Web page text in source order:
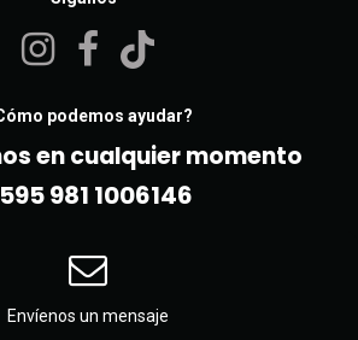
podemos ayudar?
en cualquier momento
981 10061​46
Envíenos un mensaje